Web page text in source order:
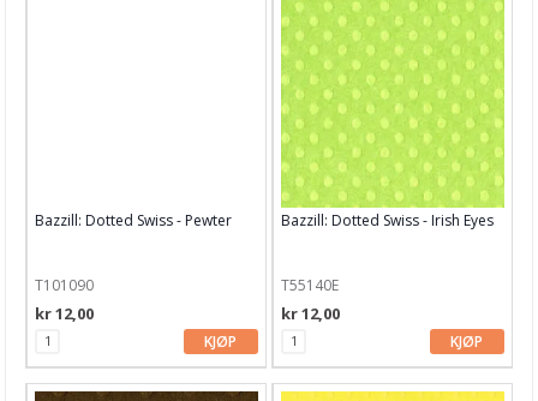
Florence kartong
Glitter & metallik kartong
Heavy weigth
Motiv til kortlaging
Bazzill: Dotted Swiss - Pewter
T101090
kr 12,00
KJØP
Bazzill: Dotted Swiss - Irish Eyes
T55140E
kr 12,00
KJØP